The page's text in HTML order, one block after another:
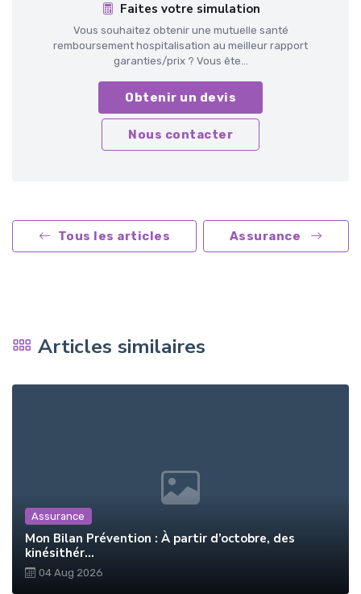
Faites votre simulation
Vous souhaitez obtenir une mutuelle santé
remboursement hospitalisation au meilleur rapport
garanties/prix ? Vous ête...
Obtenir un devis
Nous contacter
Tous les articles Assurance
Articles similaires
Assurance
Mon Bilan Prévention : À partir d’octobre, des
kinésithér...
04 Aug 2026